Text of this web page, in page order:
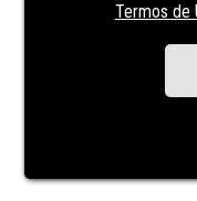
Termos de